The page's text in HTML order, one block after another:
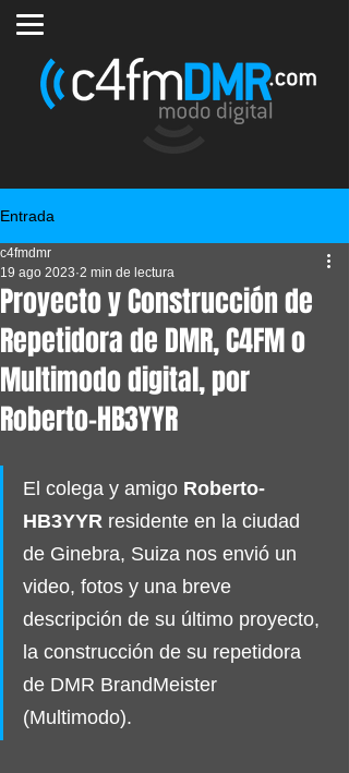
Entrada
Proyecto y Construcción de
Repetidora de DMR, C4FM o
Multimodo digital, por
Roberto-HB3YYR
c4fmdmr
19 ago 2023 2 min de lectura
El colega y amigo Roberto-
HB3YYR residente en la ciudad
de Ginebra, Suiza nos envió un
video, fotos y una breve
descripción de su último proyecto,
la construcción de su repetidora
de DMR BrandMeister
(Multimodo).